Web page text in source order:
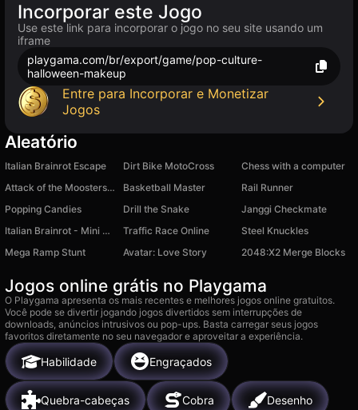
Incorporar este Jogo
Use este link para incorporar o jogo no seu site usando um
iframe
playgama.com/br/export/game/pop-culture-
halloween-makeup
Entre para Incorporar e Monetizar
Jogos
Aleatório
Italian Brainrot Escape Dirt Bike MotoCross
Chess with a computer
Attack of the Moosters: Bubble Sort
Basketball Master
Rail Runner
Popping Candies
Drill the Snake
Janggi Checkmate
Italian Brainrot - Mini Games
Traffic Race Online
Steel Knuckles
Mega Ramp Stunt
Avatar: Love Story 2048:X2 Merge Blocks
Jogos online grátis no Playgama
O Playgama apresenta os mais recentes e melhores jogos online gratuitos.
Você pode se divertir jogando jogos divertidos sem interrupções de
downloads, anúncios intrusivos ou pop-ups. Basta carregar seus jogos
favoritos diretamente no seu navegador e aproveitar a experiência.
Habilidade Engraçados
Quebra-cabeças Cobra Desenho